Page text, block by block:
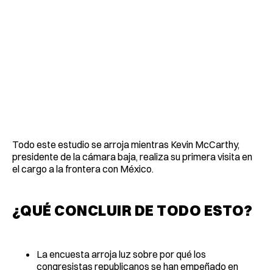
Todo este estudio se arroja mientras Kevin McCarthy,
presidente de la cámara baja, realiza su primera visita en
el cargo a la frontera con México.
¿QUÉ CONCLUIR DE TODO ESTO?
La encuesta arroja luz sobre por qué los
congresistas republicanos se han empeñado en